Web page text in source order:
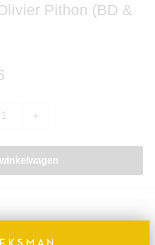
Pithon (BD &